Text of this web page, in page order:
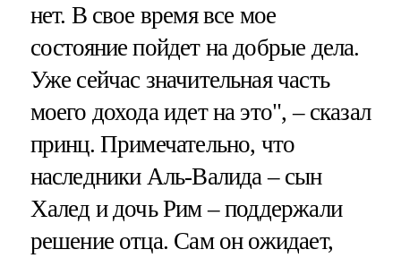
нет. В свое время все мое
состояние пойдет на добрые дела.
Уже сейчас значительная часть
моего дохода идет на это", – сказал
принц. Примечательно, что
наследники Аль-Валида – сын
Халед и дочь Рим – поддержали
решение отца. Сам он ожидает,